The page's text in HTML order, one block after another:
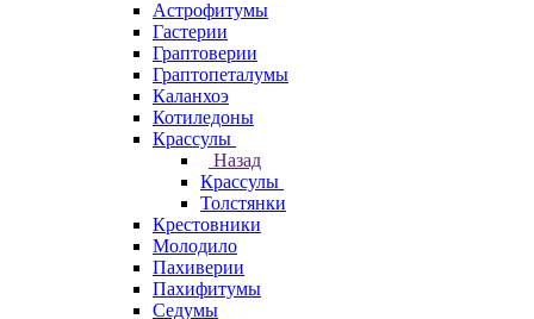
Астрофитумы
Гастерии
Граптоверии
Граптопеталумы
Каланхоэ
Котиледоны
Крассулы
Назад
Крассулы
Толстянки
Крестовники
Молодило
Пахиверии
Пахифитумы
Седумы